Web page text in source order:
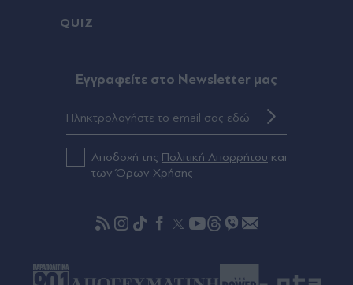
Τραμπ: Σχέδιο για κατάργηση της υπηκοότητας
Ανδρομάχη: Ποζάρει μέσα στη θάλασσα με
πολύχρωμο μπικίνι ασορτί μπολερό - "Μπανάκι"
από 30.000 οπαδοί αποθέωσαν τον Αιγύπτιο
στην παρουσίασή του! (Εικόνες & βίντεο)
QUIZ
Eγγραφείτε στο Newsletter μας
Αποδοχή της Πολιτική Απορρήτου και
τωνΌρων Χρήσης